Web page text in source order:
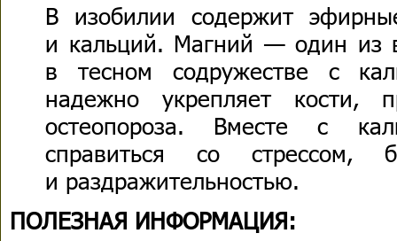
В изобилии содержит
и кальций. Магний — один из
в тесном содружестве с
надежно укрепляет кости,
остеопороза. Вместе с
справиться со стрессом,
и раздражительностью.
ПОЛЕЗНАЯ ИНФОРМАЦИЯ: